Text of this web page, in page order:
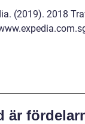
(2019). 2018
är